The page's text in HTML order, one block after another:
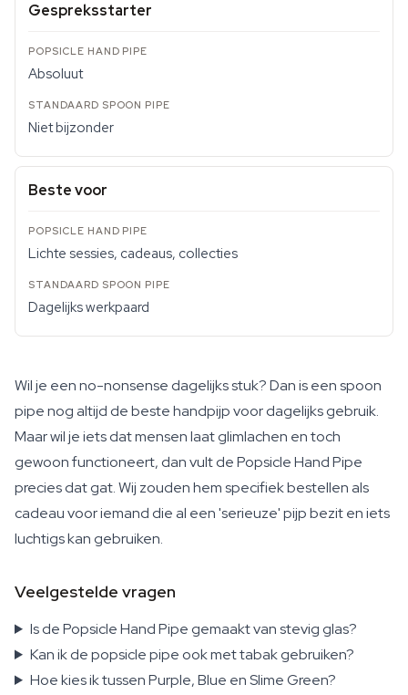
Gespreksstarter
Absoluut
Niet bijzonder
Beste voor
Lichte sessies, cadeaus, collecties
Dagelijks werkpaard
Wil je een no-nonsense dagelijks stuk? Dan is een spoon
pipe nog altijd de beste handpijp voor dagelijks gebruik.
Maar wil je iets dat mensen laat glimlachen en toch
gewoon functioneert, dan vult de Popsicle Hand Pipe
precies dat gat. Wij zouden hem specifiek bestellen als
cadeau voor iemand die al een 'serieuze' pijp bezit en iets
luchtigs kan gebruiken.
Veelgestelde vragen
Is de Popsicle Hand Pipe gemaakt van stevig glas?
Kan ik de popsicle pipe ook met tabak gebruiken?
Hoe kies ik tussen Purple, Blue en Slime Green?